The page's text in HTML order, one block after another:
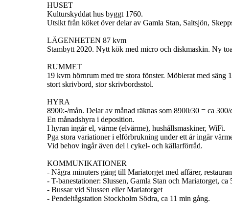
HUSET
Kulturskyddat hus byggt 1760.
Utsikt från köket över delar av Gamla Stan, Saltsjön,
LÄGENHETEN 87 kvm
Stambytt 2020. Nytt kök med micro och diskmaskin. Ny
RUMMET
19 kvm hörnrum med tre stora fönster. Möblerat med säng
stort skrivbord, stor skrivbordsstol.
HYRA
8900:-/mån. Delar av månad räknas som 8900/30 = ca 300/
En månadshyra i deposition.
I hyran ingår el, värme (elvärme), hushållsmaskiner, WiFi.
Pga stora variationer i elförbrukning under ett år ingår
Vid behov ingår även del i cykel- och källarförråd.
KOMMUNIKATIONER
- Några minuters gång till Mariatorget med affärer,
- T-banestationer: Slussen, Gamla Stan och Mariatorget, ca
- Bussar vid Slussen eller Mariatorget
- Pendeltågstation Stockholm Södra, ca 11 min gång.